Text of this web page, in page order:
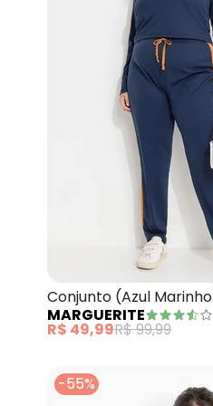
Conjunto (Azul
com Contraste
MARGUERITE
R$ 49,99R$ 99,99
-55%